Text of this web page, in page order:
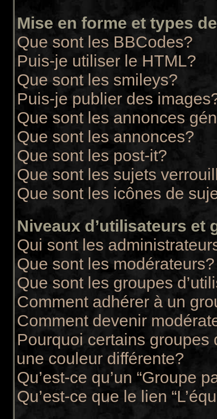
Mise en forme et types
Que sont les BBCodes?
Puis-je utiliser le HTML?
Que sont les smileys?
Puis-je publier des
Que sont les annonces
Que sont les annonces?
Que sont les post-it?
Que sont les sujets
Que sont les icônes de
Niveaux d’utilisateurs et
Qui sont les
Que sont les modérateurs?
Que sont les groupes
Comment adhérer à un
Comment devenir
Pourquoi certains groupes
une couleur différente?
Qu’est-ce qu’un “Groupe
Qu’est-ce que le lien